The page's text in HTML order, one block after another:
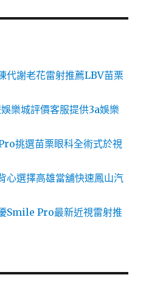
代謝老花雷射推薦LBV苗栗
樂城評價客服提供3a娛樂
挑選苗栗眼科全術式於視
心選擇高雄當舖快速鳳山汽
Smile Pro最新近視雷射推